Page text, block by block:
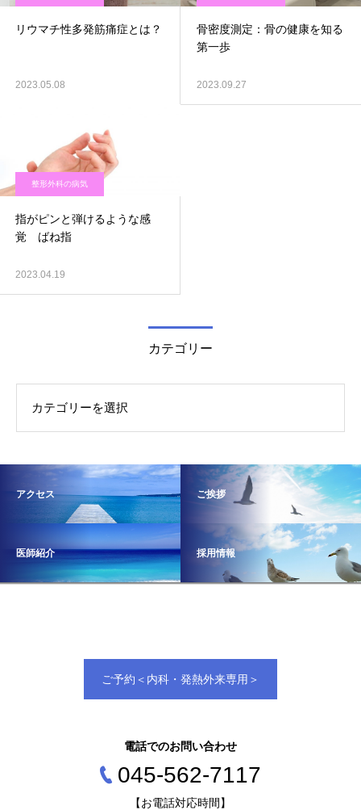
リウマチ性多発筋痛症とは？
2023.05.08
骨密度測定：骨の健康を知る
第一歩
2023.09.27
整形外科の病気
指がピンと弾けるような感
覚 ばね指
2023.04.19
カテゴリー
アクセス ご挨拶
医師紹介 採用情報
ご予約＜内科・発熱外来専用＞
電話でのお問い合わせ
045‐562‐7117
【お電話対応時間】